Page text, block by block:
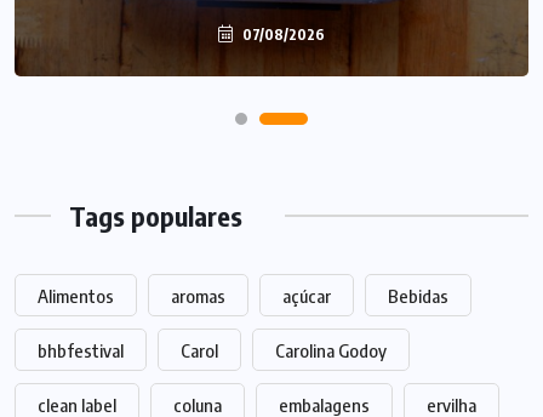
07/08/2026
07/08/2026
Tags populares
Alimentos aromas açúcar Bebidas
bhbfestival Carol Carolina Godoy
clean label coluna embalagens ervilha